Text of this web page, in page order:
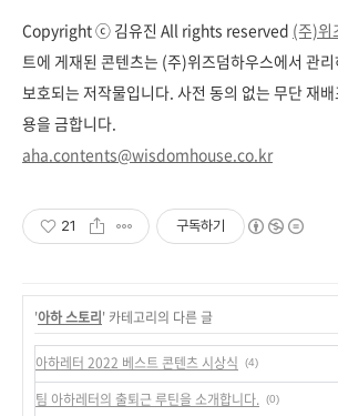
Copyright ⓒ 김유진 All rights reserved (주)위
트에 게재된 콘텐츠는 (주)위즈덤하우스에서 관
보호되는 저작물입니다. 사전 동의 없는 무단 재
용을 금합니다.
aha.contents@wisdomhouse.co.kr
21 구독하기
'아하 스토리' 카테고리의 다른 글
아하레터 2022 베스트 콘텐츠 시상식 (4)
팀 아하레터의 출퇴근 루틴을 소개합니다. (0)